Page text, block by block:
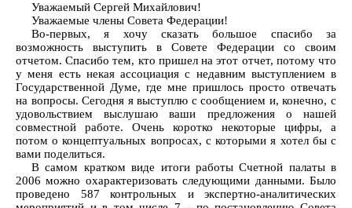
Уважаемый Сергей Михайлович!
Уважаемые члены Совета Федерации!
Во-первых, я хочу сказать большое спасибо за
возможность выступить в Совете Федерации со своим
отчетом. Спасибо тем, кто пришел на этот отчет, потому что
у меня есть некая ассоциация с недавним выступлением в
Государственной Думе, где мне пришлось просто отвечать
на вопросы. Сегодня я выступлю с сообщением и, конечно, с
удовольствием выслушаю ваши предложения о нашей
совместной работе. Очень коротко некоторые цифры, а
потом о концептуальных вопросах, с которыми я хотел бы с
вами поделиться.
В самом кратком виде итоги работы Счетной палаты в
2006 можно охарактеризовать следующими данными. Было
проведено 587 контрольных и экспертно-аналитических